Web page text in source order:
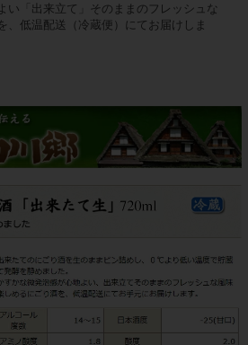
い「出来立て」そのままのフレッシュな
、低温配送（冷蔵便）にてお届けしま